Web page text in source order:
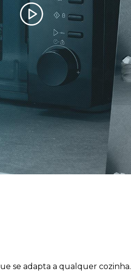
se adapta a qualquer cozinha.